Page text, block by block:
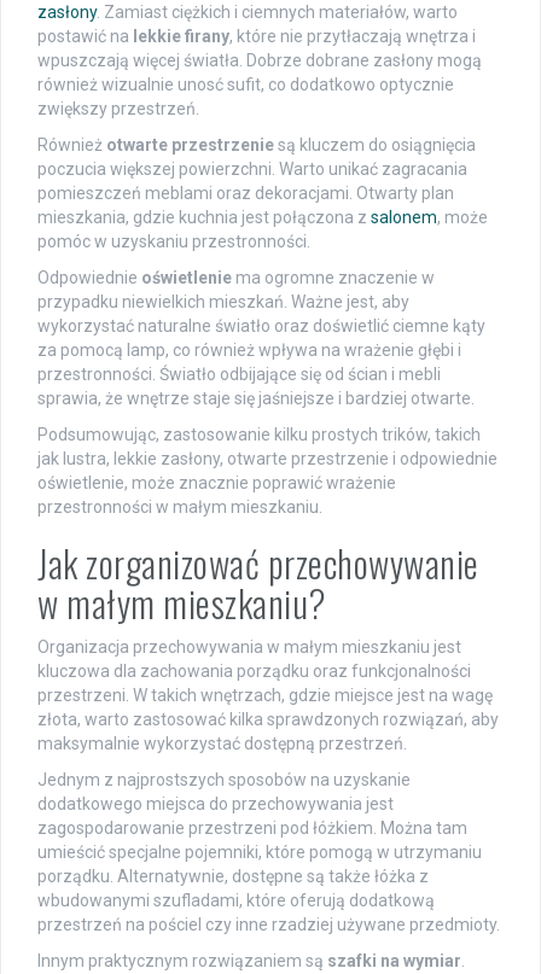
zasłony. Zamiast ciężkich i ciemnych materiałów, warto
postawić na lekkie firany, które nie przytłaczają wnętrza i
wpuszczają więcej światła. Dobrze dobrane zasłony mogą
również wizualnie unosć sufit, co dodatkowo optycznie
zwiększy przestrzeń.
Również otwarte przestrzeniesą kluczem do osiągnięcia
poczucia większej powierzchni. Warto unikać zagracania
pomieszczeń meblami oraz dekoracjami. Otwarty plan
mieszkania, gdzie kuchnia jest połączona z salonem, może
pomóc w uzyskaniu przestronności.
Odpowiednie oświetlenie ma ogromne znaczenie w
przypadku niewielkich mieszkań. Ważne jest, aby
wykorzystać naturalne światło oraz doświetlić ciemne kąty
za pomocą lamp, co również wpływa na wrażenie głębi i
przestronności. Światło odbijające się od ścian i mebli
sprawia, że wnętrze staje się jaśniejsze i bardziej otwarte.
Podsumowując, zastosowanie kilku prostych trików, takich
jak lustra, lekkie zasłony, otwarte przestrzenie i odpowiednie
oświetlenie, może znacznie poprawić wrażenie
przestronności w małym mieszkaniu.
Jak zorganizować przechowywanie
w małym mieszkaniu?
Organizacja przechowywania w małym mieszkaniu jest
kluczowa dla zachowania porządku oraz funkcjonalności
przestrzeni. W takich wnętrzach, gdzie miejsce jest na wagę
złota, warto zastosować kilka sprawdzonych rozwiązań, aby
maksymalnie wykorzystać dostępną przestrzeń.
Jednym z najprostszych sposobów na uzyskanie
dodatkowego miejsca do przechowywania jest
zagospodarowanie przestrzeni pod łóżkiem. Można tam
umieścić specjalne pojemniki, które pomogą w utrzymaniu
porządku. Alternatywnie, dostępne są także łóżka z
wbudowanymi szufladami, które oferują dodatkową
przestrzeń na pościel czy inne rzadziej używane przedmioty.
Innym praktycznym rozwiązaniem są szafki na wymiar.